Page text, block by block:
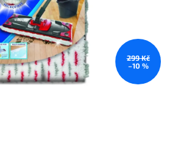
299 Kč
–10 %